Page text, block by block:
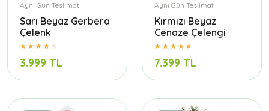
Aynı Gün Teslimat
Sarı Beyaz Gerbera
Çelenk
3.999 TL
Aynı Gün Teslimat
Kırmızı Beyaz
Cenaze Çelengi
7.399 TL